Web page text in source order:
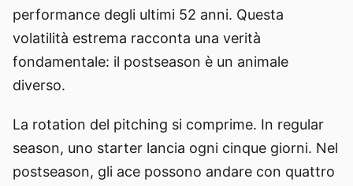
performance degli ultimi 52 anni. Questa
volatilità estrema racconta una verità
fondamentale: il postseason è un animale
diverso.
La rotation del pitching si comprime. In regular
season, uno starter lancia ogni cinque giorni. Nel
postseason, gli ace possono andare con quattro